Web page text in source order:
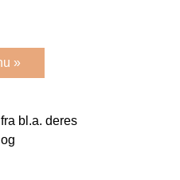
»
bl.a. deres